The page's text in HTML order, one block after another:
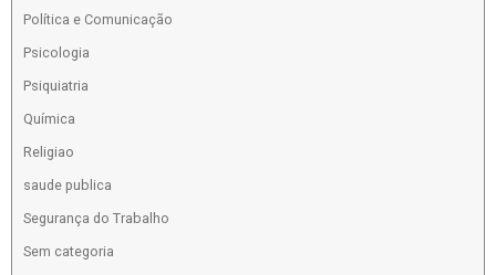
Política e Comunicação
Psicologia
Psiquiatria
Química
Religiao
saude publica
Segurança do Trabalho
Sem categoria